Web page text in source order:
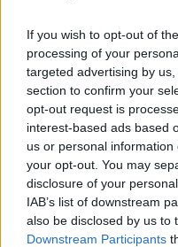
If you wish to opt-out of
processing of your
targeted advertising by
section to confirm your
opt-out request is
interest-based ads based
us or personal
your opt-out. You may
disclosure of your
IAB’s list of downstream
also be disclosed by us to
Downstream Participants
Ερυθρός Σταυρός:
ζωή του 26χρονου
στην Κυψέλη
07.08.2026